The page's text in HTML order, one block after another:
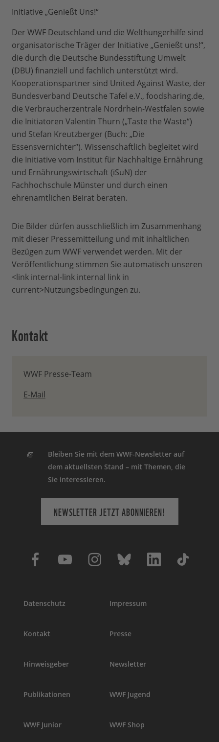
Initiative „Genießt Uns!“
Der WWF Deutschland und die Welthungerhilfe sind
organisatorische Träger der Initiative „Genießt uns!“,
die durch die Deutsche Bundesstiftung Umwelt
(DBU) finanziell und fachlich unterstützt wird.
Kooperationspartner sind United Against Waste, der
Bundesverband Deutsche Tafel e.V., foodsharing.de,
die Verbraucherzentrale Nordrhein-Westfalen sowie
die Initiatoren Valentin Thurn („Taste the Waste“)
und Stefan Kreutzberger (Buch: „Die
Essensvernichter“). Wissenschaftlich begleitet wird
die Initiative vom Institut für Nachhaltige Ernährung
und Ernährungswirtschaft (iSuN) der
Fachhochschule Münster und durch einen
ehrenamtlichen Beirat beraten.
Die Bilder dürfen ausschließlich im Zusammenhang
mit dieser Pressemitteilung und mit inhaltlichen
Bezügen zum WWF verwendet werden. Mit der
Veröffentlichung stimmen Sie automatisch unseren
<link internal-link internal link in
current>Nutzungsbedingungen zu.
Kontakt
WWF Presse-Team
E-Mail
Bleiben Sie mit dem WWF-Newsletter auf
dem aktuellsten Stand – mit Themen, die
Sie interessieren.
NEWSLETTER JETZT ABONNIEREN!
Datenschutz Impressum
Kontakt Presse
Hinweisgeber Newsletter
Publikationen WWF Jugend
WWF Junior WWF Shop